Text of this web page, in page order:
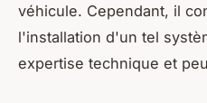
véhicule. Cependant, il
l'installation d'un tel
expertise technique et